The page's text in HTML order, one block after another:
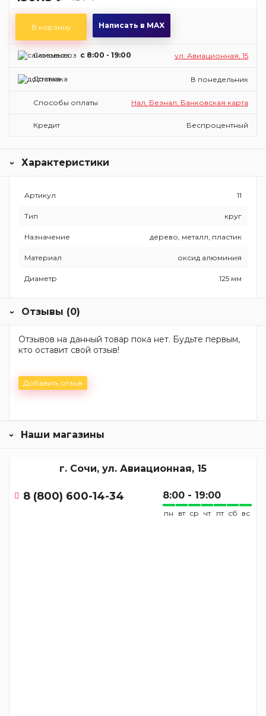
В корзину Написать в MAX
Самовывоз c 8:00 - 19:00 ул. Авиационная, 15
Доставка В понедельник
Способы оплаты Нал, Безнал, Банковская карта
Кредит Беспроцентный
Характеристики
Артикул 11
Тип круг
Назначение дерево, металл, пластик
Материал оксид алюминия
Диаметр 125 мм
Отзывы (0)
Отзывов на данный товар пока нет. Будьте первым,
кто оставит свой отзыв!
Добавить отзыв
Наши магазины
г. Сочи, ул. Авиационная, 15
8 (800) 600-14-34 8:00 - 19:00
пн вт ср чт пт сб вс